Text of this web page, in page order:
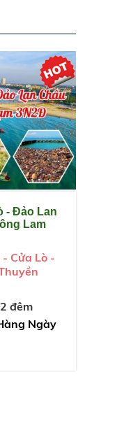
- Đảo Lan
Lam
- Cửa Lò -
đêm
Ngày